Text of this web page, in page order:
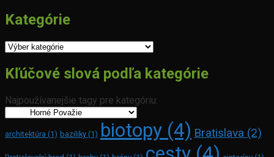
Kategórie
Kategórie
Kľúčové slová podľa kategórie
Najpoužívanejšie tagy pre kategóriu:
architektúra (1) baziliky (1) biotopy (4) Bratislava (2)